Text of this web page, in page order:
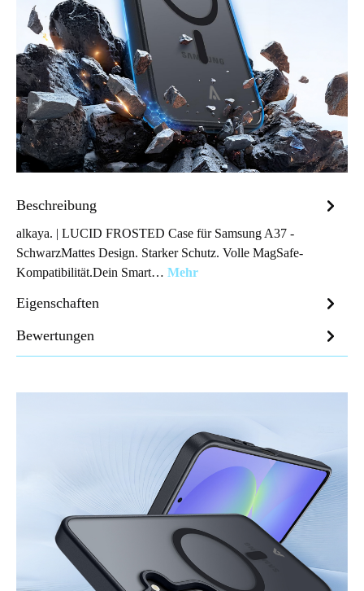
Beschreibung
alkaya. | LUCID FROSTED Case für Samsung A37 -
SchwarzMattes Design. Starker Schutz. Volle MagSafe-
Kompatibilität.Dein Smart… Mehr
Eigenschaften
Bewertungen